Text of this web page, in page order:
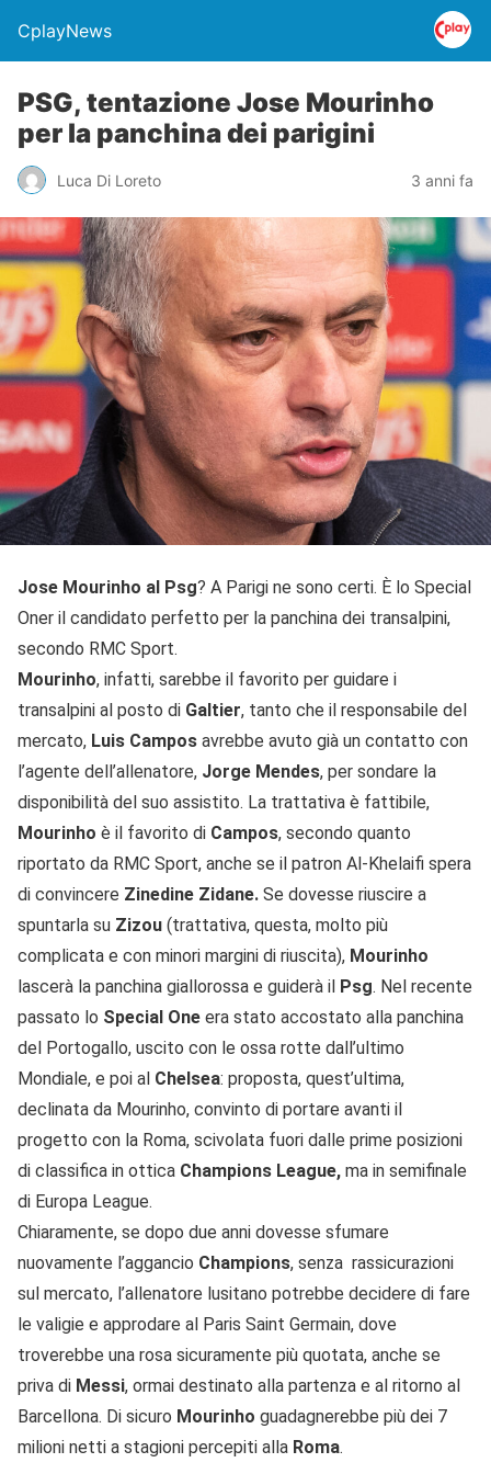
CplayNews
PSG, tentazione Jose Mourinho
per la panchina dei parigini
Luca Di Loreto 3 anni fa
Jose Mourinho al Psg? A Parigi ne sono certi. È lo Special
Oner il candidato perfetto per la panchina dei transalpini,
secondo RMC Sport.
Mourinho, infatti, sarebbe il favorito per guidare i
transalpini al posto di Galtier, tanto che il responsabile del
mercato, Luis Campos avrebbe avuto già un contatto con
l’agente dell’allenatore, Jorge Mendes, per sondare la
disponibilità del suo assistito. La trattativa è fattibile,
Mourinho è il favorito di Campos, secondo quanto
riportato da RMC Sport, anche se il patron Al-Khelaifi spera
di convincere Zinedine Zidane. Se dovesse riuscire a
spuntarla su Zizou (trattativa, questa, molto più
complicata e con minori margini di riuscita), Mourinho
lascerà la panchina giallorossa e guiderà il Psg. Nel recente
passato lo Special One era stato accostato alla panchina
del Portogallo, uscito con le ossa rotte dall’ultimo
Mondiale, e poi al Chelsea: proposta, quest’ultima,
declinata da Mourinho, convinto di portare avanti il
progetto con la Roma, scivolata fuori dalle prime posizioni
di classifica in ottica Champions League, ma in semifinale
di Europa League.
Chiaramente, se dopo due anni dovesse sfumare
nuovamente l’aggancio Champions, senza rassicurazioni
sul mercato, l’allenatore lusitano potrebbe decidere di fare
le valigie e approdare al Paris Saint Germain, dove
troverebbe una rosa sicuramente più quotata, anche se
priva di Messi, ormai destinato alla partenza e al ritorno al
Barcellona. Di sicuro Mourinho guadagnerebbe più dei 7
milioni netti a stagioni percepiti alla Roma.